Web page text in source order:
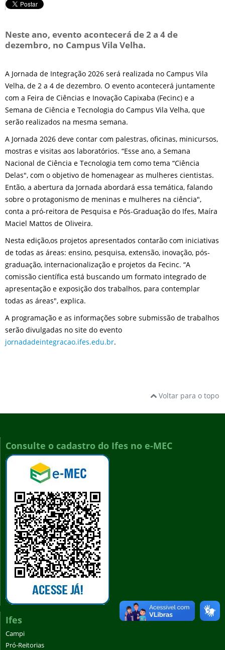
Neste ano, evento acontecerá de 2 a 4 de
dezembro, no Campus Vila Velha.
A Jornada de Integração 2026 será realizada no Campus Vila
Velha, de 2 a 4 de dezembro. O evento acontecerá juntamente
com a Feira de Ciências e Inovação Capixaba (Fecinc) e a
Semana de Ciência e Tecnologia do Campus Vila Velha, que
serão realizados na mesma semana.
A Jornada 2026 deve contar com palestras, oficinas, minicursos,
mostras e visitas aos laboratórios. “Esse ano, a Semana
Nacional de Ciência e Tecnologia tem como tema “Ciência
Delas", com o objetivo de homenagear as mulheres cientistas.
Então, a abertura da Jornada abordará essa temática, falando
sobre o protagonismo de meninas e mulheres na ciência",
conta a pró-reitora de Pesquisa e Pós-Graduação do Ifes, Maíra
Maciel Mattos de Oliveira.
Nesta edição,os projetos apresentados contarão com iniciativas
de todas as áreas: ensino, pesquisa, extensão, inovação, pós-
graduação, internacionalização e projetos da Fecinc. “A
comissão científica está buscando um formato integrado de
apresentação e exposição dos trabalhos, para contemplar
todas as áreas", explica.
A programação e as informações sobre submissão de trabalhos
serão divulgadas no site do evento
jornadadeintegracao.ifes.edu.br.
Voltar para o topo
Consulte o cadastro do Ifes no e-MEC
Ifes
Campi
Pró-Reitorias